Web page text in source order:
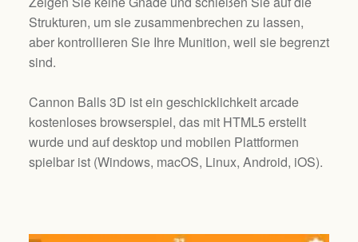
Strukturen, um sie zusammenbrechen zu lassen,
aber kontrollieren Sie Ihre Munition, weil sie begrenzt
sind.
Cannon Balls 3D ist ein geschicklichkeit arcade
kostenloses browserspiel, das mit HTML5 erstellt
wurde und auf desktop und mobilen Plattformen
spielbar ist (Windows, macOS, Linux, Android, iOS).